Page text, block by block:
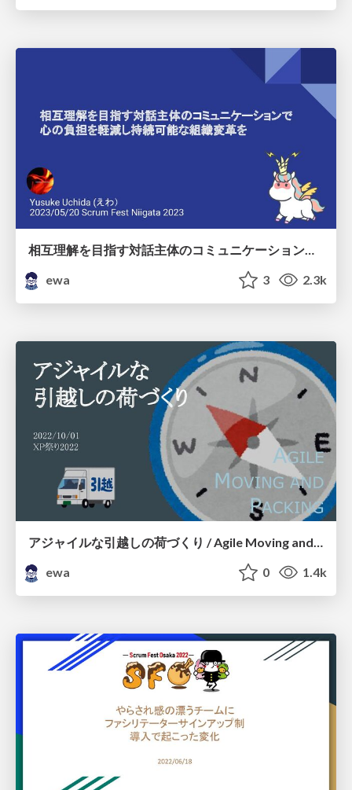
相互理解を目指す対話主体のコミュニケーションで心の負担を軽減し持続可能な組織変革を/Sustainable organizational change through dialogue-based communication
ewa
3 2.3k
アジャイルな引越しの荷づくり / Agile Moving and Packing
ewa
0 1.4k